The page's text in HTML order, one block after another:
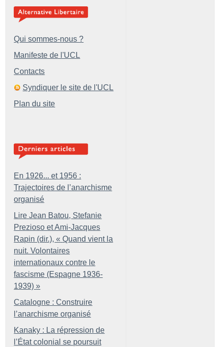
Qui sommes-nous ?
Manifeste de l'UCL
Contacts
Syndiquer le site de l'UCL
Plan du site
En 1926... et 1956 :
Trajectoires de l’anarchisme
organisé
Lire Jean Batou, Stefanie
Prezioso et Ami-Jacques
Rapin (dir.), « Quand vient la
nuit. Volontaires
internationaux contre le
fascisme (Espagne 1936-
1939) »
Catalogne : Construire
l’anarchisme organisé
Kanaky : La répression de
l’État colonial se poursuit